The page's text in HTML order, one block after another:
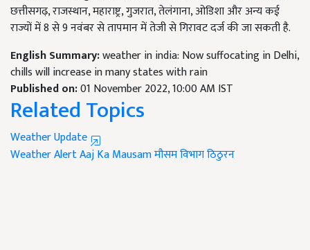
छत्तीसगढ़, राजस्थान, महाराष्ट्र, गुजरात, तेलंगाना, ओडिशा और अन्य कई
राज्यों में 8 से 9 नवंबर से तापमान में तेजी से गिरावट दर्ज की जा सकती है.
English Summary:weather in india: Now suffocating in Delhi,
chills will increase in many states with rain
Published on:01 November 2022, 10:00 AM IST
Related Topics
Weather Update
Weather AlertAaj Ka Mausamमौसम विभागठिठुरन